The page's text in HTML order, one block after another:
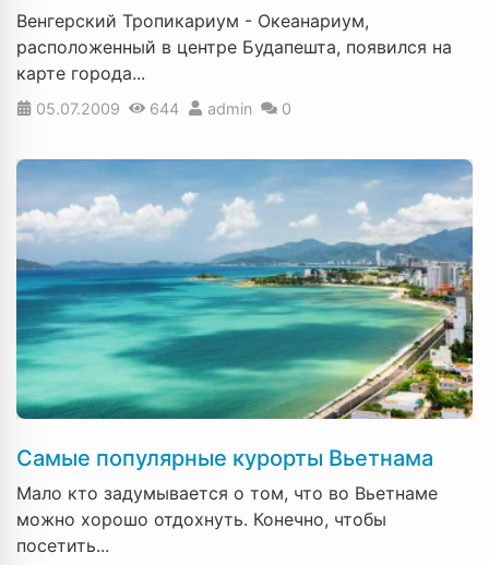
Венгерский Тропикариум - Океанариум,
расположенный в центре Будапешта, появился на
карте города...
05.07.2009 644 admin 0
Самые популярные курорты Вьетнама
Мало кто задумывается о том, что во Вьетнаме
можно хорошо отдохнуть. Конечно, чтобы
посетить...